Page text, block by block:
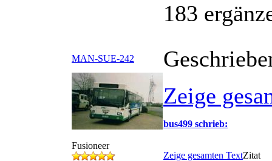
183
MAN-SUE-242
Fusioneer
Zeige
bus499 schrieb:
Zeige gesamten TextZitat